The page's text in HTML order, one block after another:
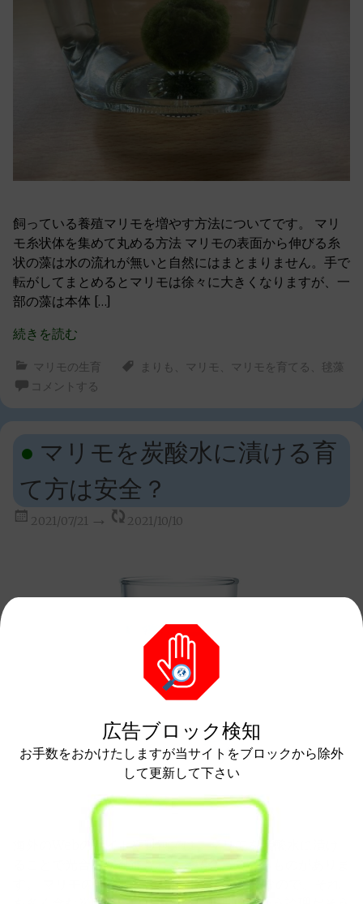
飼っている養殖マリモを増やす方法についてです。 マリ
モ糸状体を集めて丸める方法 マリモの表面から伸びる糸
状の藻は水の流れが無いと自然にはまとまりません。手で
転がしてまとめるとマリモは徐々に大きくなりますが、一
部の藻は本体 […]
続きを読む
マリモの生育 まりも マリモ マリモを育てる
毬藻
コメントする
マリモを炭酸水に漬ける育
て方は安全？
2021/07/21 2021/10/10
海外のWebのサイトや動画では、マリモを炭酸水に漬け
ることで光合成が促進されると紹介しているものがありま
す。 マリモの光合成には二酸化炭素が必要なので、それ
広告ブロック検知
お手数をおかけたしますが当サイトをブロックから除外
して更新して下さい